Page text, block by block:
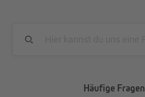
spart HeizkostenHäufige Fragen